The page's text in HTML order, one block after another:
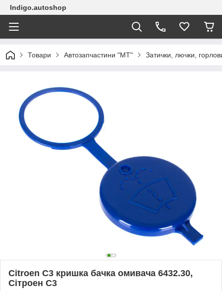
Indigo.autoshop
Товари Автозапчастини "МТ" Затички, лючки,
Citroen C3 кришка бачка омивача 6432.30,
Сітроен С3